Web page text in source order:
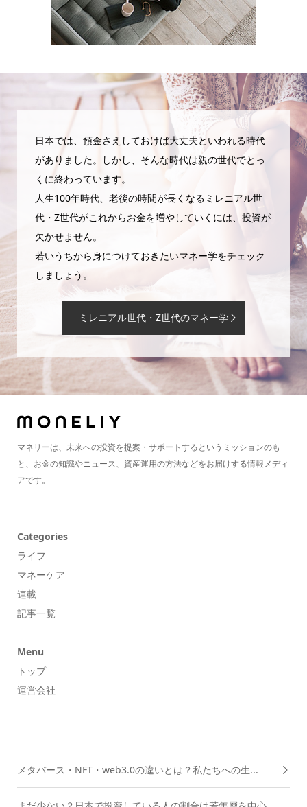
日本では、預金さえしておけば大丈夫といわれる時代
がありました。しかし、そんな時代は親の世代でとっ
くに終わっています。
人生100年時代、老後の時間が長くなるミレニアル世
代・Z世代がこれからお金を増やしていくには、投資が
欠かせません。
若いうちから身につけておきたいマネー学をチェック
しましょう。
ミレニアル世代・Z世代のマネー学
マネリーは、未来への投資を提案・サポートするというミッションのも
と、お金の知識やニュース、資産運用の方法などをお届けする情報メディ
アです。
Categories
ライフ
マネーケア
連載
記事一覧
Menu
トップ
運営会社
メタバース・NFT・web3.0の違いとは？私たちへの生...